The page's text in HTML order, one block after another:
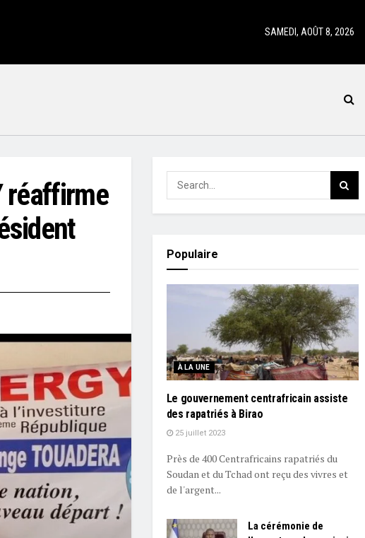
SAMEDI, AOÛT 8, 2026
réaffirme
Populaire
À LA UNE
Le gouvernement centrafricain assiste
des rapatriés à Birao
25 juillet 2023
Près de 400 Centrafricains rapatriés du
Soudan et du Tchad ont reçu des vivres et
de l'argent...
La cérémonie de